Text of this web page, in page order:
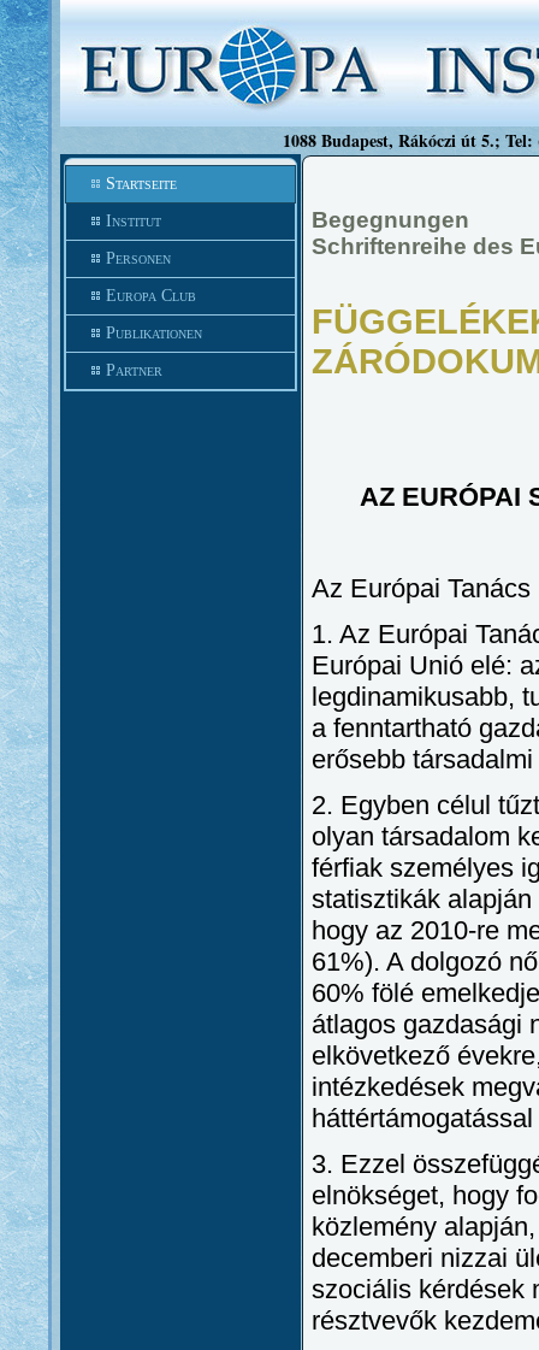
1088 Budapest, Rákóczi út 5.;
Startseite
Institut
Personen
Europa Club
Publikationen
Partner
Begegnungen
Schriftenreihe des
AZ EURÓPAI
Az Európai
1. Az Európai
Európai Unió elé:
legdinamikusabb,
a fenntartható
erősebb társadalmi
2. Egyben célul
olyan társadalom
férfiak személyes
statisztikák
hogy az 2010-re
61%). A dolgozó
60% fölé
átlagos gazdasági
elkövetkező
intézkedések
3. Ezzel
elnökséget, hogy
közlemény
decemberi nizzai
szociális kérdések
résztvevők